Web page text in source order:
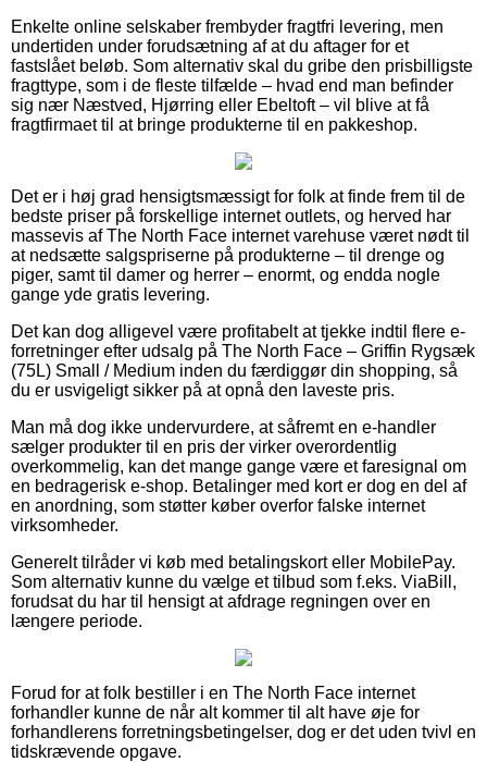
Enkelte online selskaber frembyder fragtfri levering, men
undertiden under forudsætning af at du aftager for et
fastslået beløb. Som alternativ skal du gribe den prisbilligste
fragttype, som i de fleste tilfælde – hvad end man befinder
sig nær Næstved, Hjørring eller Ebeltoft – vil blive at få
fragtfirmaet til at bringe produkterne til en pakkeshop.
Det er i høj grad hensigtsmæssigt for folk at finde frem til de
bedste priser på forskellige internet outlets, og herved har
massevis af The North Face internet varehuse været nødt til
at nedsætte salgspriserne på produkterne – til drenge og
piger, samt til damer og herrer – enormt, og endda nogle
gange yde gratis levering.
Det kan dog alligevel være profitabelt at tjekke indtil flere e-
forretninger efter udsalg på The North Face – Griffin Rygsæk
(75L) Small / Medium inden du færdiggør din shopping, så
du er usvigeligt sikker på at opnå den laveste pris.
Man må dog ikke undervurdere, at såfremt en e-handler
sælger produkter til en pris der virker overordentlig
overkommelig, kan det mange gange være et faresignal om
en bedragerisk e-shop. Betalinger med kort er dog en del af
en anordning, som støtter køber overfor falske internet
virksomheder.
Generelt tilråder vi køb med betalingskort eller MobilePay.
Som alternativ kunne du vælge et tilbud som f.eks. ViaBill,
forudsat du har til hensigt at afdrage regningen over en
længere periode.
Forud for at folk bestiller i en The North Face internet
forhandler kunne de når alt kommer til alt have øje for
forhandlerens forretningsbetingelser, dog er det uden tvivl en
tidskrævende opgave.